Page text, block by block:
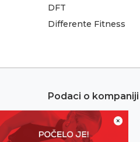
×
DFT
Differente Fitness
Podaci o kompaniji
Adresa:
Sremska 1